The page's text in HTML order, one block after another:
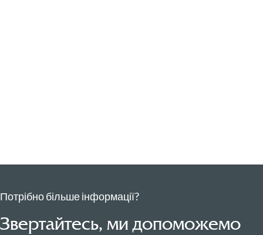
Потрібно більше інформації?
Звертайтесь, ми допоможемо